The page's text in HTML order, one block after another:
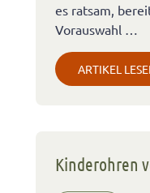
es ratsam,
Vorauswahl …
ARTIKEL
Kinderohren